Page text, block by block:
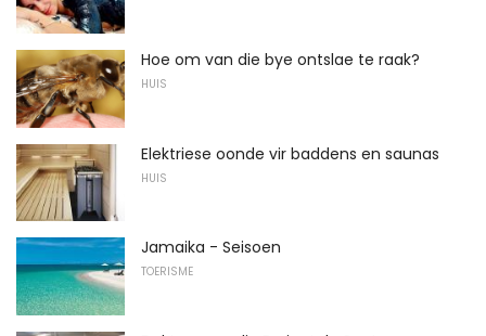
Hoe om van die bye ontslae te raak?
HUIS
Elektriese oonde vir baddens en saunas
HUIS
Jamaika - Seisoen
TOERISME